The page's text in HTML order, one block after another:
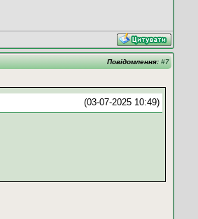
Повідомлення: #7
(03-07-2025 10:49)